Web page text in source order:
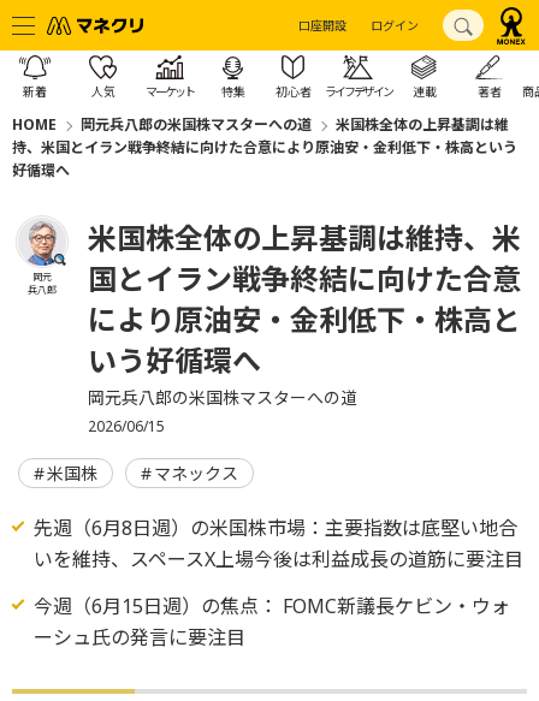
口座開設 ログイン
新着 人気 マーケット 特集 初心者 ライフデザイン 連載 著者 商
HOME 岡元兵八郎の米国株マスターへの道
米国株全体の上昇基調は維
持、米国とイラン戦争終結に向けた合意により原油安・金利低下・株高という
好循環へ
岡元
兵八郎
米国株全体の上昇基調は維持、米
国とイラン戦争終結に向けた合意
により原油安・金利低下・株高と
いう好循環へ
岡元兵八郎の米国株マスターへの道
2026/06/15
米国株 マネックス
先週（6月8日週）の米国株市場：主要指数は底堅い地合
いを維持、スペースX上場今後は利益成長の道筋に要注目
今週（6月15日週）の焦点： FOMC新議長ケビン・ウォ
ーシュ氏の発言に要注目